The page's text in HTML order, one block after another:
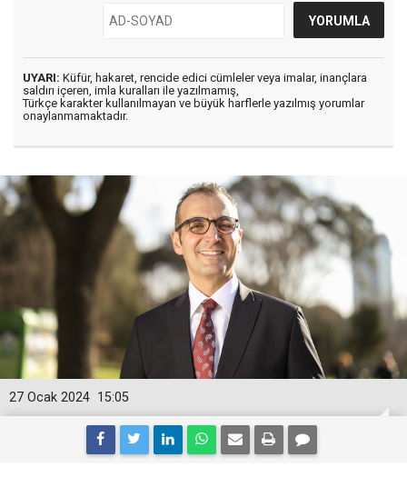
UYARI: Küfür, hakaret, rencide edici cümleler veya imalar, inançlara
saldırı içeren, imla kuralları ile yazılmamış,
Türkçe karakter kullanılmayan ve büyük harflerle yazılmış yorumlar
onaylanmamaktadır.
15:05
27 Ocak 2024